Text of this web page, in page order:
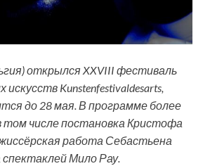
открылся XXVIII фестиваль
Kunstenfestivaldesarts,
до 28 мая. В программе более
том числе постановка Кристофа
работа Себастьена
спектаклей Мило Рау.